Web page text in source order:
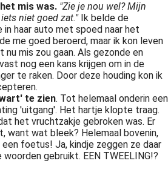
mis was. "Zie je nou wel? Mijn
niet goed zat."Ik belde de
in haar auto met spoed naar het
me goed beroerd, maar ik kon leven
mis zou gaan. Als gezonde en
nog een kans krijgen om in de
te raken. Door deze houding kon ik
te zien. Tot helemaal onderin een
'uitgang'. Het hartje klopte traag.
het vruchtzakje gebroken was. Er
want wat bleek? Helemaal bovenin,
foetus! Ja, kindje zeggen ze daar
gebruikt. EEN TWEELING!?